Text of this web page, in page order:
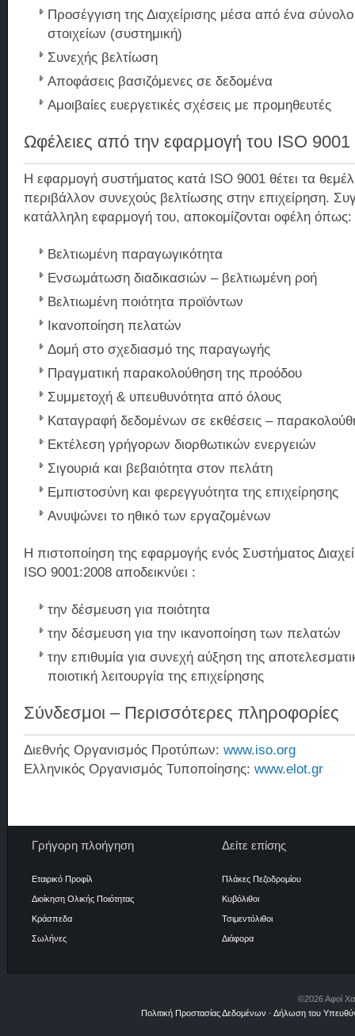
Προσέγγιση της Διαχείρισης μέσα από ένα
στοιχείων (συστημική)
Συνεχής βελτίωση
Αποφάσεις βασιζόμενες σε δεδομένα
Αμοιβαίες ευεργετικές σχέσεις με προμηθευτές
Ωφέλειες από την εφαρμογή του ISO
Η εφαρμογή συστήματος κατά ISO 9001 θέτει τα
περιβάλλον συνεχούς βελτίωσης στην επιχείρηση.
κατάλληλη εφαρμογή του, αποκομίζονται οφέλη όπως:
Βελτιωμένη παραγωγικότητα
Ενσωμάτωση διαδικασιών – βελτιωμένη ροή
Βελτιωμένη ποιότητα προϊόντων
Ικανοποίηση πελατών
Δομή στο σχεδιασμό της παραγωγής
Πραγματική παρακολούθηση της προόδου
Συμμετοχή & υπευθυνότητα από όλους
Καταγραφή δεδομένων σε εκθέσεις –
Εκτέλεση γρήγορων διορθωτικών ενεργειών
Σιγουριά και βεβαιότητα στον πελάτη
Εμπιστοσύνη και φερεγγυότητα της επιχείρησης
Ανυψώνει το ηθικό των εργαζομένων
Η πιστοποίηση της εφαρμογής ενός Συστήματος
ISO 9001:2008 αποδεικνύει :
την δέσμευση για ποιότητα
την δέσμευση για την ικανοποίηση των πελατών
την επιθυμία για συνεχή αύξηση της
ποιοτική λειτουργία της επιχείρησης
Σύνδεσμοι – Περισσότερες πληροφορίες
Διεθνής Οργανισμός Προτύπων: www.iso.org
Ελληνικός Οργανισμός Τυποποίησης: www.elot.gr
Γρήγορη πλοήγηση
Εταιρικό Προφίλ
Διοίκηση Ολικής Ποιότητας
Κράσπεδα
Σωλήνες
Δείτε επίσης
Πλάκες Πεζοδρομίου
Κυβόλιθοι
Τσιμεντόλιθοι
Διάφορα
©2026 Αφοί
Πολιτική Προστασίας Δεδομένων - Δήλωση του